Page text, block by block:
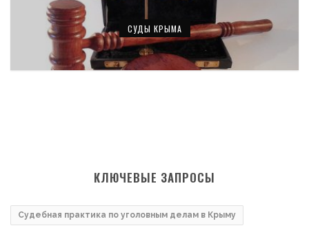
СУДЫ КРЫМА
КЛЮЧЕВЫЕ ЗАПРОСЫ
Судебная практика по уголовным делам в Крыму